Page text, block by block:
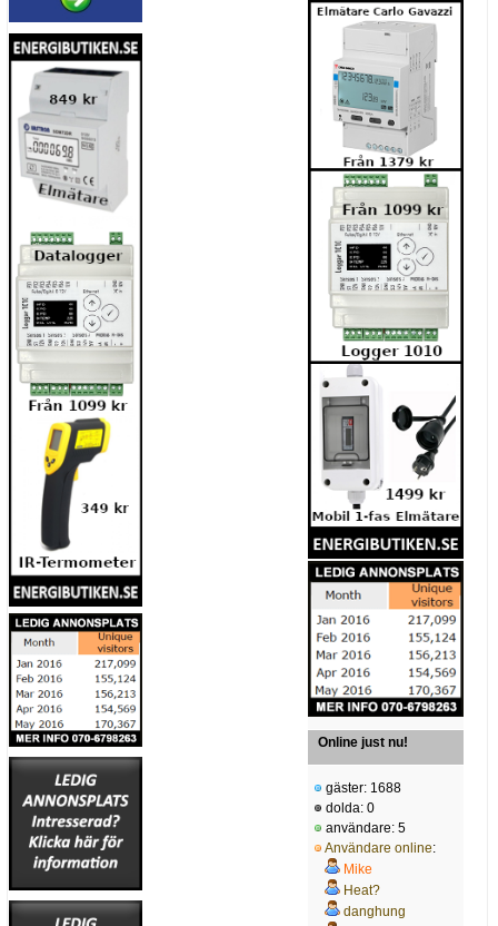
Online just nu!
gäster: 1688
dolda: 0
användare: 5
Användare online:
Mike
Heat?
danghung